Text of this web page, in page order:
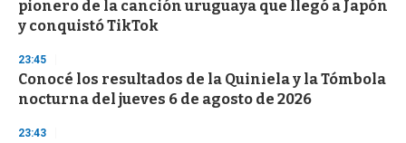
pionero de la canción uruguaya que llegó a Japón
y conquistó TikTok
23:45
Conocé los resultados de la Quiniela y la Tómbola
nocturna del jueves 6 de agosto de 2026
23:43